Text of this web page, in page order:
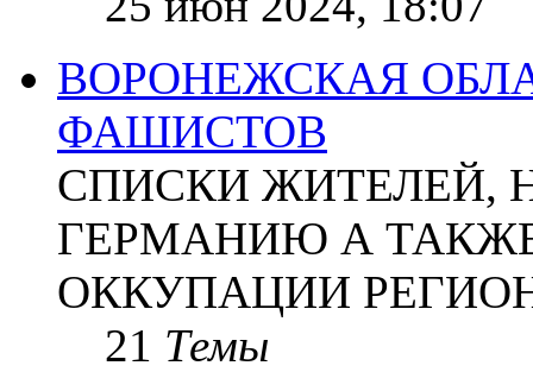
ВОРОНЕЖСКАЯ
ФАШИСТОВ
СПИСКИ ЖИТЕЛЕЙ,
ГЕРМАНИЮ А
ОККУПАЦИИ
21 Темы